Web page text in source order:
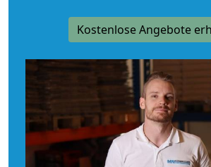
Kostenlose Angebote